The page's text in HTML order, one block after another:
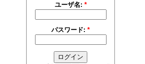
ユーザ名: *
パスワード:*